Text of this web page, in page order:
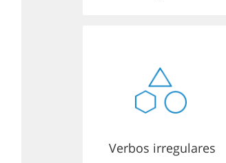
Verbos irregulares